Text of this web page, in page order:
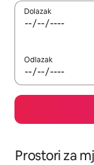
Dolazak
Odlazak
Prostori za